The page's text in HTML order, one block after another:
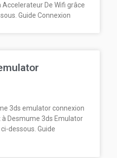
De Wifi grâce
Guide Connexion
3ds emulator connexion
Desmume 3ds Emulator
dessous. Guide